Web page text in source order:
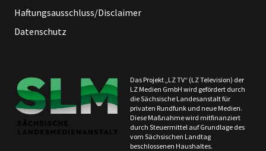
Haftungsausschluss/Disclaimer
Datenschutz
Das Projekt „LZ TV“ (LZ Television) der
LZ Medien GmbH wird gefördert durch
die Sächsische Landesanstalt für
privaten Rundfunk und neue Medien.
Diese Maßnahme wird mitfinanziert
durch Steuermittel auf Grundlage des
vom Sächsischen Landtag
beschlossenen Haushaltes.